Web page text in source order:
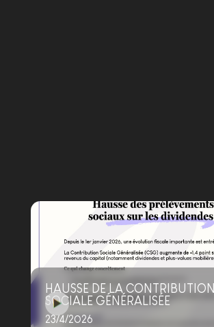
HAUSSE DE LA CONTRIBUTION
SOCIALE GÉNÉRALISÉE
23/4/2026